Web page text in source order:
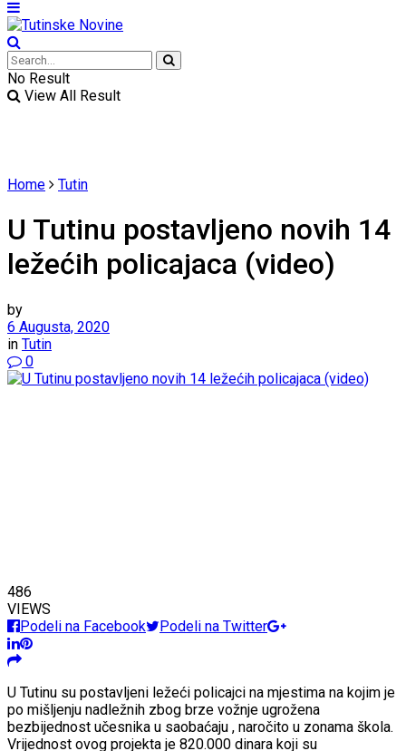
No Result
View All Result
Home Tutin
U Tutinu postavljeno novih 14
ležećih policajaca (video)
by
6 Augusta, 2020
in Tutin
0
486
VIEWS
Podeli na Facebook
Podeli na Twitter
U Tutinu su postavljeni ležeći policajci na mjestima na kojim je
po mišljenju nadležnih zbog brze vožnje ugrožena
bezbijednost učesnika u saobaćaju , naročito u zonama škola.
Vrijednost ovog projekta je 820.000 dinara koji su